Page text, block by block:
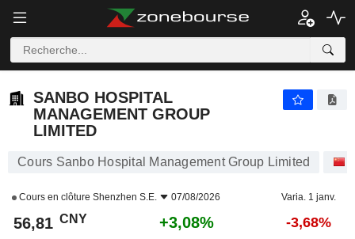
SANBO HOSPITAL
MANAGEMENT GROUP
LIMITED
Cours Sanbo Hospital Management Group Limited
Cours en clôture Shenzhen S.E. 07/08/2026 Varia. 1 janv.
56,81 CNY +3,08% -3,68%